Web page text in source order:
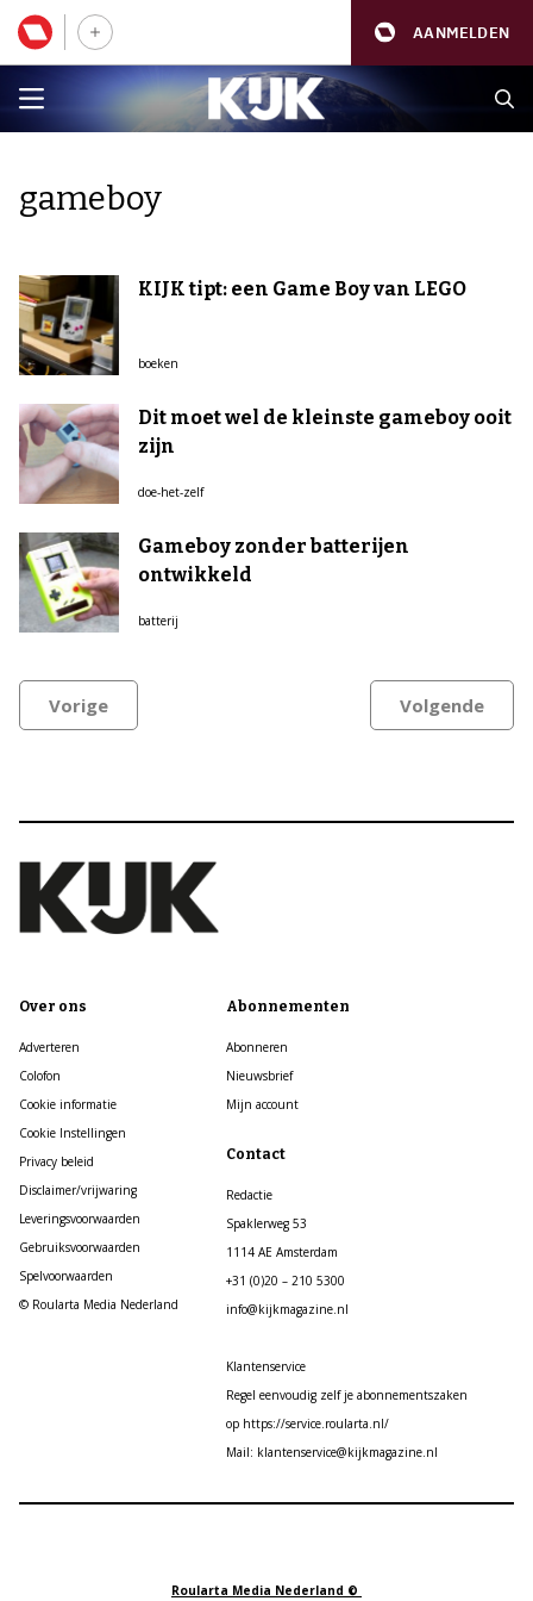
AANMELDEN
gameboy
KIJK tipt: een Game Boy van LEGO
boeken
Dit moet wel de kleinste gameboy ooit
zijn
doe-het-zelf
Gameboy zonder batterijen
ontwikkeld
batterij
Vorige Volgende
Over ons
Adverteren
Colofon
Cookie informatie
Cookie Instellingen
Privacy beleid
Disclaimer/vrijwaring
Leveringsvoorwaarden
Gebruiksvoorwaarden
Spelvoorwaarden
© Roularta Media Nederland
Abonnementen
Abonneren
Nieuwsbrief
Mijn account
Contact
Redactie
Spaklerweg 53
1114 AE Amsterdam
+31 (0)20 – 210 5300
info@kijkmagazine.nl
Klantenservice
Regel eenvoudig zelf je abonnementszaken
op https://service.roularta.nl/
Mail: klantenservice@kijkmagazine.nl
Roularta Media Nederland ©